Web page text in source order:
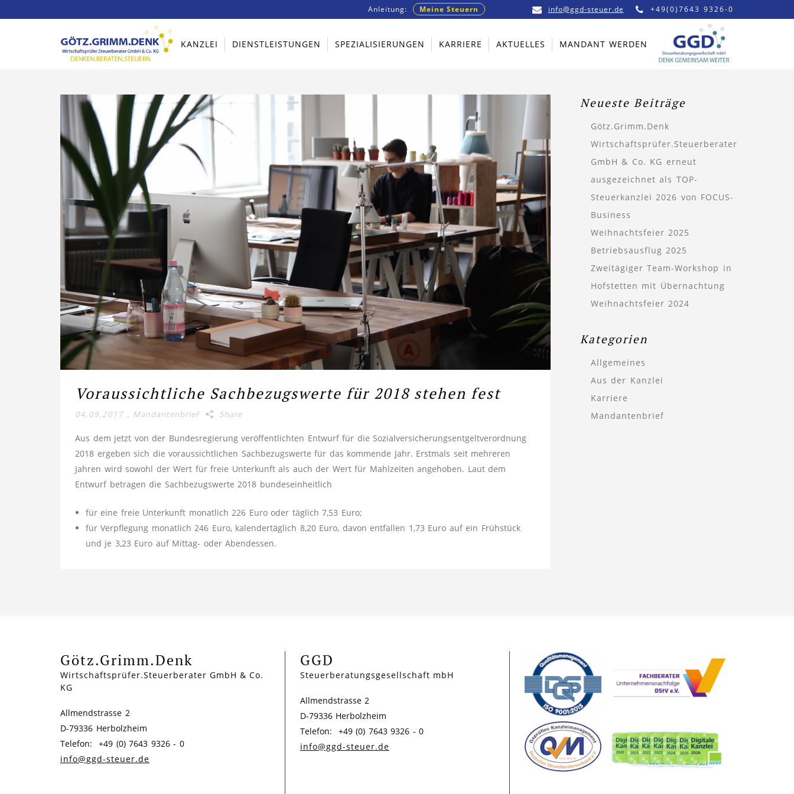
Anleitung: Meine Steuern info@ggd-steuer.de +49(0)7643 9326-0
KANZLEI DIENSTLEISTUNGEN SPEZIALISIERUNGEN KARRIERE AKTUELLES MANDANT WERDEN
Voraussichtliche Sachbezugswerte für 2018 stehen fest
04.09.2017 , Mandantenbrief Share
Aus dem jetzt von der Bundesregierung veröffentlichten Entwurf für die Sozialversicherungsentgeltverordnung
2018 ergeben sich die voraussichtlichen Sachbezugswerte für das kommende Jahr. Erstmals seit mehreren
Jahren wird sowohl der Wert für freie Unterkunft als auch der Wert für Mahlzeiten angehoben. Laut dem
Entwurf betragen die Sachbezugswerte 2018 bundeseinheitlich
für eine freie Unterkunft monatlich 226 Euro oder täglich 7,53 Euro;
für Verpflegung monatlich 246 Euro, kalendertäglich 8,20 Euro, davon entfallen 1,73 Euro auf ein Frühstück
und je 3,23 Euro auf Mittag- oder Abendessen.
Neueste Beiträge
Götz.Grimm.Denk
Wirtschaftsprüfer.Steuerberater
GmbH & Co. KG erneut
ausgezeichnet als TOP-
Steuerkanzlei 2026 von FOCUS-
Business
Weihnachtsfeier 2025
Betriebsausflug 2025
Zweitägiger Team-Workshop in
Hofstetten mit Übernachtung
Weihnachtsfeier 2024
Kategorien
Allgemeines
Aus der Kanzlei
Karriere
Mandantenbrief
Götz.Grimm.Denk
Wirtschaftsprüfer.Steuerberater GmbH & Co.
KG
Allmendstrasse 2
D-79336 Herbolzheim
Telefon: +49 (0) 7643 9326 - 0
info@ggd-steuer.de
GGD
Steuerberatungsgesellschaft mbH
Allmendstrasse 2
D-79336 Herbolzheim
Telefon: +49 (0) 7643 9326 - 0
info@ggd-steuer.de